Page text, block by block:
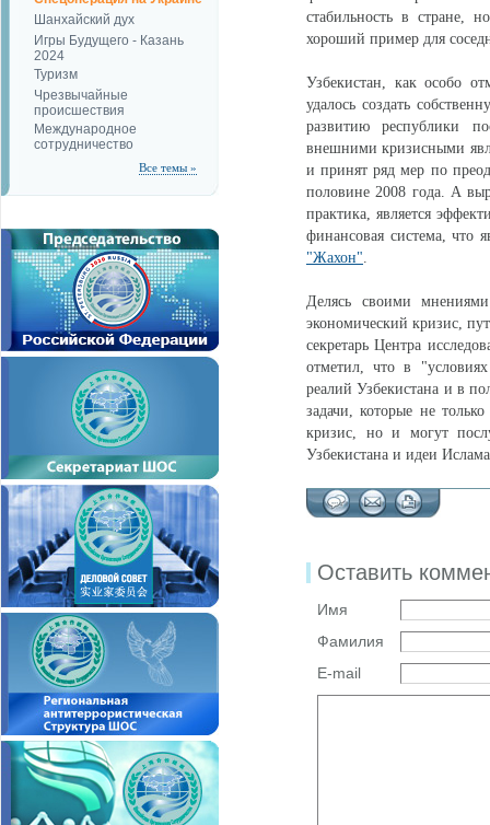
Шанхайский дух
Игры Будущего - Казань
2024
Туризм
Чрезвычайные
происшествия
Международное
сотрудничество
Все темы »
стабильность в стране,
хороший пример для
Узбекистан, как особо
удалось создать
развитию республики
внешними кризисными
и принят ряд мер по
половине 2008 года. А
практика, является
финансовая система, что
"Жахон".
Делясь своими
экономический кризис,
секретарь Центра
отметил, что в
реалий Узбекистана и в
задачи, которые не
кризис, но и могут
Узбекистана и идеи
Оставить
Имя
Фамилия
E-mail